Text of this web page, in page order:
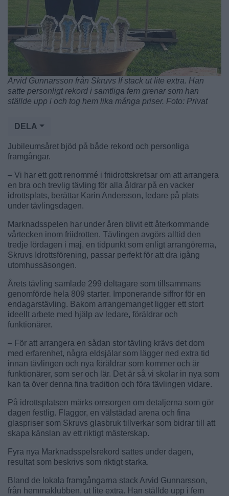
Arvid Gunnarsson från Skruvs If stack ut lite extra. Han
satte personligt rekord i samtliga fem grenar som han
ställde upp i och tog hem lika många priser. Foto: Privat
DELA
Jubileumsåret bjöd på både rekord och personliga
framgångar.
– Vi har ett gott renommé i friidrottskretsar om att arrangera
en bra och trevlig tävling för alla åldrar på en vacker
idrottsplats, berättar Karin Andersson, ledare på plats
under tävlingsdagen.
Marknadsspelen har under åren blivit ett återkommande
vårtecken inom friidrotten. Tävlingen avgörs alltid den
tredje lördagen i maj, en tidpunkt som enligt arrangörerna,
Skruvs Idrottsförening, passar perfekt för att dra igång
utomhussäsongen.
Årets tävling samlade 299 deltagare som tillsammans
genomförde hela 809 starter. Imponerande siffror för en
endagarstävling. Bakom arrangemanget ligger ett stort
ideellt arbete med hjälp av ledare, föräldrar och
funktionärer.
– För att arrangera en sådan stor tävling krävs det dom
med erfarenhet, några eldsjälar som lägger ned extra tid
innan tävlingen och nya föräldrar som kommer och är
funktionärer, som ser och lär. Det är så vi skolar in nya som
kan ta över denna fina tradition och föra tävlingen vidare.
På idrottsplatsen märks omsorgen om detaljerna som gör
dagen festlig. Flaggor, en välstädad arena och fina
glaspriser som Skruvs glasbruk tillverkar som bidrar till att
skapa känslan av ett riktigt mästerskap.
Fyra nya Marknadsspelsrekord sattes under dagen,
resultat som beskrivs som riktigt starka.
Bland de lokala framgångarna stack Arvid Gunnarsson,
från hemmaklubben, ut lite extra. Han ställde upp i fem